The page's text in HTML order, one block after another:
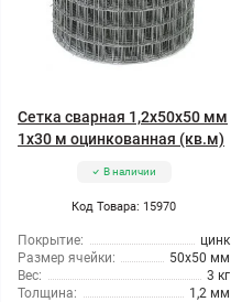
Сетка сварная 1,2x50x50 мм
1x30 м оцинкованная (кв.м)
В наличии
Код Товара: 15970
Покрытие:
цинк
Размер ячейки:
50x50 мм
Вес:
3 кг
Толщина:
1,2 мм